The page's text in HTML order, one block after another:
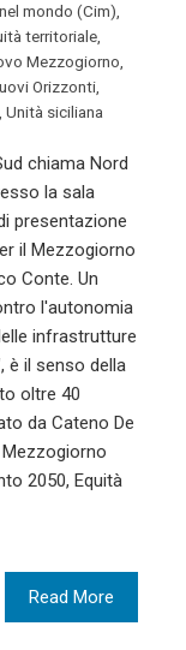
mondo (Cim),
territoriale,
Mezzogiorno,
Orizzonti,
, Unità siciliana
chiama Nord
la sala
presentazione
il Mezzogiorno
Conte. Un
l'autonomia
infrastrutture
è il senso della
oltre 40
da Cateno De
2050, Equità
Read More